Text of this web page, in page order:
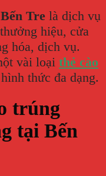
Tre là dịch vụ
hiệu, cửa
hóa, dịch vụ.
vài loại thẻ cào
thức đa dạng.
trúng
tại Bến